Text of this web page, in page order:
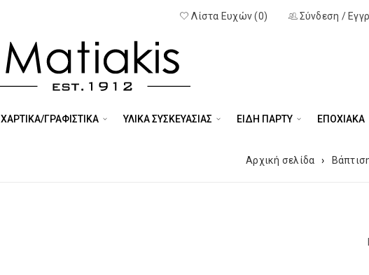
Σύνδεση /
Λίστα Ευχών (0)
ΧΑΡΤΙΚΑ/ΓΡΑΦΙΣΤΙΚΑ ΥΛΙΚΑ ΣΥΣΚΕΥΑΣΙΑΣ ΕΊΔΗ ΠΆΡΤΥ ΕΠΟΧΙΑΚΑ
Αρχική σελίδα ›